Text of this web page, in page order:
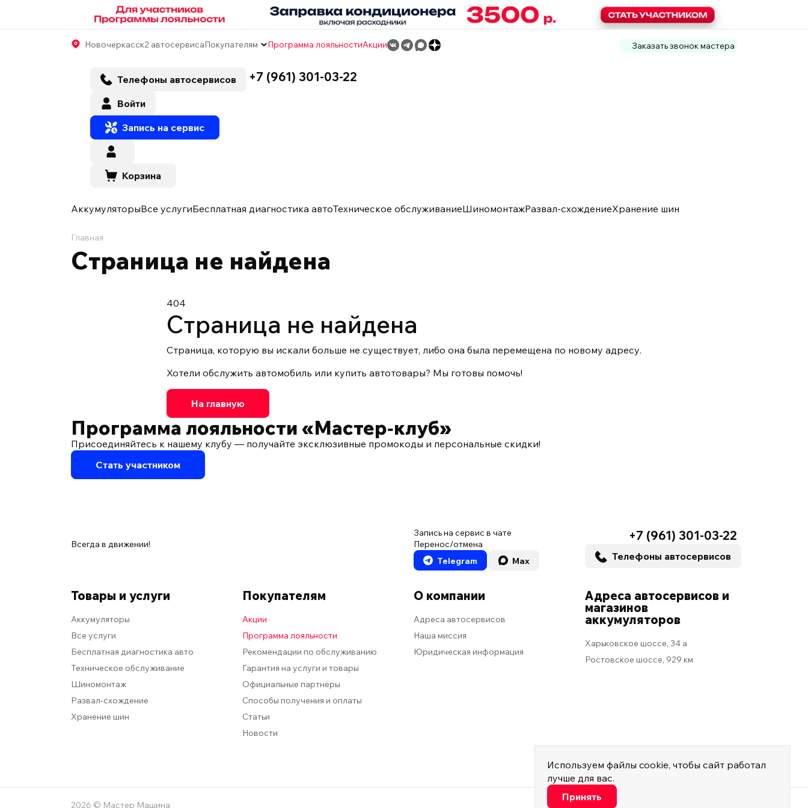
Новочеркасск2 автосервисаПокупателям Программа лояльностиАкции Заказать звонок мастера
Телефоны автосервисов +7 (961) 301-03-22
Войти
Запись на сервис
Корзина
АккумуляторыВсе услугиБесплатная диагностика автоТехническое обслуживаниеШиномонтажРазвал-схождениеХранение шин
Главная
Страница не найдена
404
Страница не найдена
Страница, которую вы искали больше не существует, либо она была перемещена по новому адресу.
Хотели обслужить автомобиль или купить автотовары? Мы готовы помочь!
На главную
Программа лояльности «Мастер‑клуб»
Присоединяйтесь к нашему клубу — получайте эксклюзивные промокоды и персональные скидки!
Стать участником
Всегда в движении!
Запись на сервис в чате
Перенос/отмена
Telegram
Max
+7 (961) 301-03-22
Телефоны автосервисов
Товары и услуги
Аккумуляторы
Все услуги
Бесплатная диагностика авто
Техническое обслуживание
Шиномонтаж
Развал-схождение
Хранение шин
Покупателям
Акции
Программа лояльности
Рекомендации по обслуживанию
Гарантия на услуги и товары
Официальные партнёры
Способы получения и оплаты
Статьи
Новости
О компании
Адреса автосервисов
Наша миссия
Юридическая информация
Адреса автосервисов и
магазинов
аккумуляторов
Харьковское шоссе, 34 а
Ростовское шоссе, 929 км
2026 © Мастер Машина
Используем файлы cookie, чтобы сайт работал
лучше для вас.
Настроить
Принять